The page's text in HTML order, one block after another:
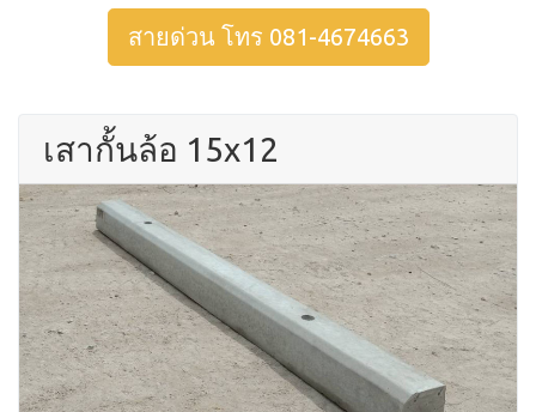
สายด่วน โทร 081-4674663
เสากั้นล้อ 15x12